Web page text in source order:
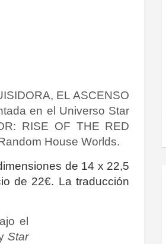
EL ASCENSO
en el Universo Star
RISE OF THE RED
House Worlds.
de 14 x 22,5
de 22€. La traducción
el
Star